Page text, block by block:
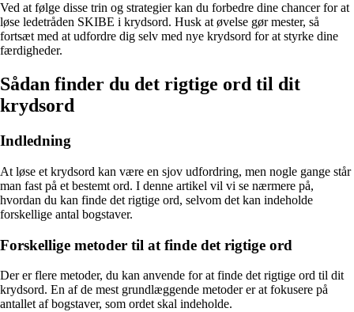
Ved at følge disse trin og strategier kan du forbedre dine chancer for at
løse ledetråden SKIBE i krydsord. Husk at øvelse gør mester, så
fortsæt med at udfordre dig selv med nye krydsord for at styrke dine
færdigheder.
Sådan finder du det rigtige ord til dit
krydsord
Indledning
At løse et krydsord kan være en sjov udfordring, men nogle gange står
man fast på et bestemt ord. I denne artikel vil vi se nærmere på,
hvordan du kan finde det rigtige ord, selvom det kan indeholde
forskellige antal bogstaver.
Forskellige metoder til at finde det rigtige ord
Der er flere metoder, du kan anvende for at finde det rigtige ord til dit
krydsord. En af de mest grundlæggende metoder er at fokusere på
antallet af bogstaver, som ordet skal indeholde.